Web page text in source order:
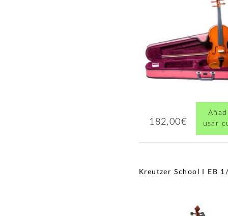
182,00€
usar
Kreutzer School I EB